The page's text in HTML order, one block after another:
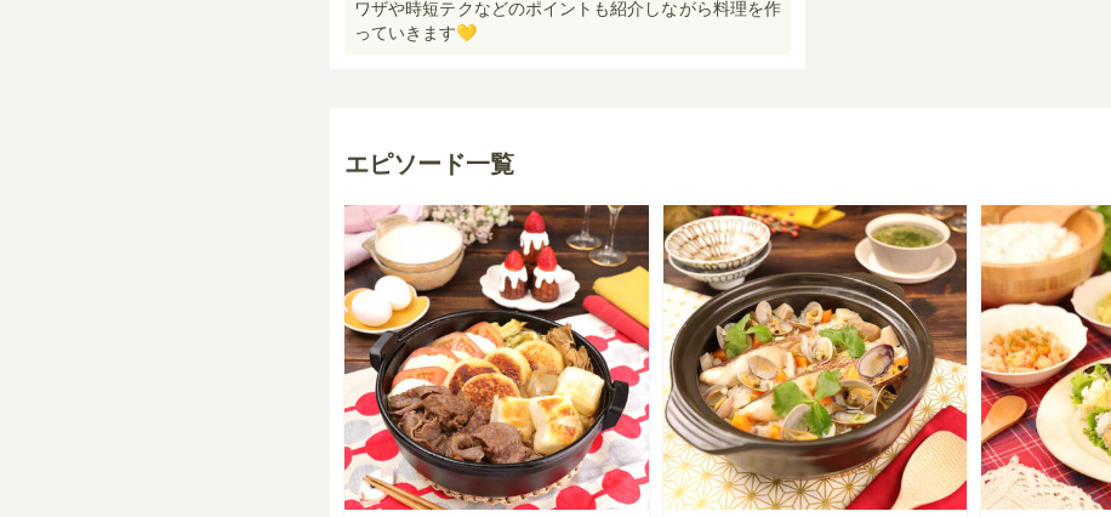
ワザや時短テクなどのポイントも紹介しながら料理を作
っていきます💛
エピソード一覧